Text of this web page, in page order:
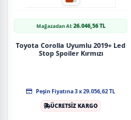
Mağazadan Al:26.046,56 TL
Toyota Corolla Uyumlu 2019+ Led
Stop Spoiler Kırmızı
Peşin Fiyatına 3 x 29.056,62 TL
ÜCRETSİZ KARGO